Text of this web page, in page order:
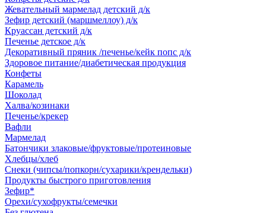
Жевательный мармелад детский д/к
Зефир детский (маршмеллоу) д/к
Круассан детский д/к
Печенье детское д/к
Декоративный пряник /печенье/кейк попс д/к
Здоровое питание/диабетическая продукция
Конфеты
Карамель
Шоколад
Халва/козинаки
Печенье/крекер
Вафли
Мармелад
Батончики злаковые/фруктовые/протеиновые
Хлебцы/хлеб
Снеки (чипсы/попкорн/сухарики/крендельки)
Продукты быстрого приготовления
Зефир*
Орехи/сухофрукты/семечки